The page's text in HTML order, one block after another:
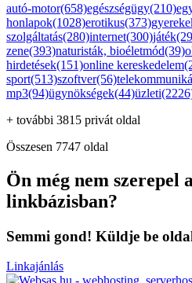
autó-motor(658)egészségügy(210)
honlapok(1028)erotikus(373)
szolgáltatás(280)internet(300)
zene(393)naturisták, bioéletmód(39)
hirdetések(151)online
sport(513)szoftver(56)
mp3(94)ügynökségek(44)
+ további 3815 privát oldal
Összesen 7747 oldal
Ön még nem szerepel
linkbázisban?
Semmi gond! Küldje be
Linkajánlás